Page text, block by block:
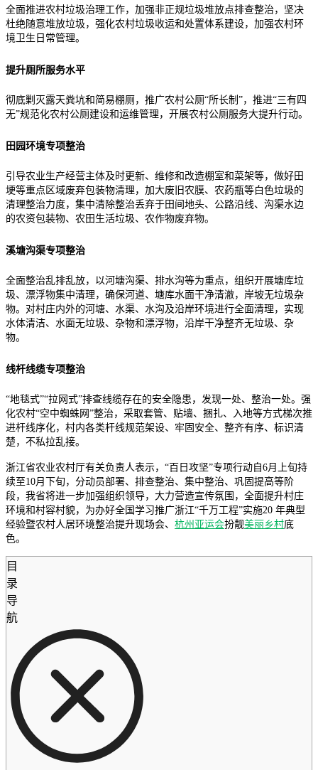
全面推进农村垃圾治理工作，加强非正规垃圾堆放点排查整治，坚决
杜绝随意堆放垃圾，强化农村垃圾收运和处置体系建设，加强农村环
境卫生日常管理。
提升厕所服务水平
彻底剿灭露天粪坑和简易棚厕，推广农村公厕“所长制”，推进“三有四
无”规范化农村公厕建设和运维管理，开展农村公厕服务大提升行动。
田园环境专项整治
引导农业生产经营主体及时更新、维修和改造棚室和菜架等，做好田
埂等重点区域废弃包装物清理，加大废旧农膜、农药瓶等白色垃圾的
清理整治力度，集中清除整治丢弃于田间地头、公路沿线、沟渠水边
的农资包装物、农田生活垃圾、农作物废弃物。
溪塘沟渠专项整治
全面整治乱排乱放，以河塘沟渠、排水沟等为重点，组织开展塘库垃
圾、漂浮物集中清理，确保河道、塘库水面干净清澈，岸坡无垃圾杂
物。对村庄内外的河塘、水渠、水沟及沿岸环境进行全面清理，实现
水体清洁、水面无垃圾、杂物和漂浮物，沿岸干净整齐无垃圾、杂
物。
线杆线缆专项整治
“地毯式”“拉网式”排查线缆存在的安全隐患，发现一处、整治一处。强
化农村“空中蜘蛛网”整治，采取套管、贴墙、捆扎、入地等方式梯次推
进杆线序化，村内各类杆线规范架设、牢固安全、整齐有序、标识清
楚，不私拉乱接。
浙江省农业农村厅有关负责人表示，“百日攻坚”专项行动自6月上旬持
续至10月下旬，分动员部署、排查整治、集中整治、巩固提高等阶
段，我省将进一步加强组织领导，大力营造宣传氛围，全面提升村庄
环境和村容村貌，为办好全国学习推广浙江“千万工程”实施20 年典型
经验暨农村人居环境整治提升现场会、 杭州亚运会扮靓美丽乡村底
色。
目
录
导
航